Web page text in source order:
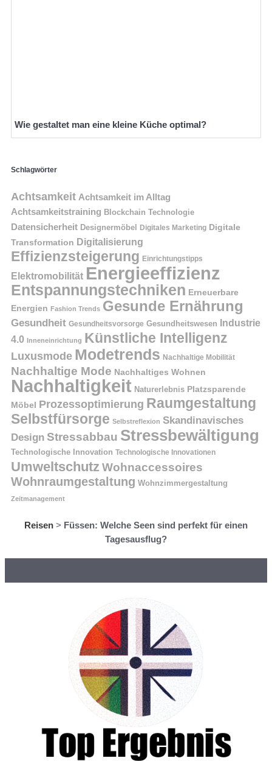
Wie gestaltet man eine kleine Küche optimal?
Schlagwörter
Achtsamkeit Achtsamkeit im Alltag
Achtsamkeitstraining Blockchain Technologie
Datensicherheit Designermöbel Digitales Marketing Digitale
Transformation Digitalisierung
Effizienzsteigerung Einrichtungstipps
Elektromobilität Energieeffizienz
Entspannungstechniken Erneuerbare
Energien Fashion Trends Gesunde Ernährung
Gesundheit Gesundheitsvorsorge Gesundheitswesen Industrie
4.0 Inneneinrichtung Künstliche Intelligenz
Luxusmode Modetrends Nachhaltige Mobilität
Nachhaltige Mode Nachhaltiges Wohnen
Nachhaltigkeit Naturerlebnis Platzsparende
Möbel Prozessoptimierung Raumgestaltung
Selbstfürsorge Selbstreflexion Skandinavisches
Design Stressabbau Stressbewältigung
Technologische Innovation Technologische Innovationen
Umweltschutz Wohnaccessoires
Wohnraumgestaltung Wohnzimmergestaltung
Zeitmanagement
Reisen > Füssen: Welche Seen sind perfekt für einen
Tagesausflug?